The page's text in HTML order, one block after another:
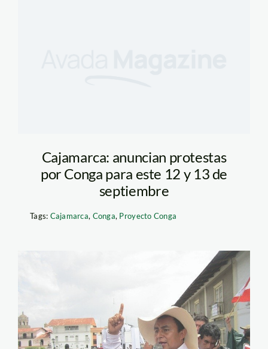
Cajamarca: anuncian protestas
por Conga para este 12 y 13 de
septiembre
Tags: Cajamarca, Conga, Proyecto Conga